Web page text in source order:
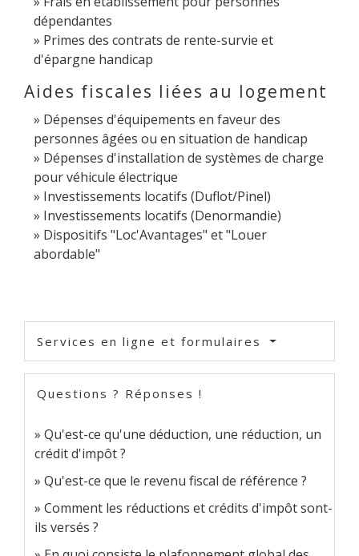
dépendantes
Primes des contrats de rente-survie et
d'épargne handicap
Aides fiscales liées au logement
Dépenses d'équipements en faveur des
personnes âgées ou en situation de handicap
Dépenses d'installation de systèmes de charge
pour véhicule électrique
Investissements locatifs (Duflot/Pinel)
Investissements locatifs (Denormandie)
Dispositifs "Loc'Avantages" et "Louer
abordable"
Services en ligne et formulaires
Questions ? Réponses !
Qu'est-ce qu'une déduction, une réduction, un
crédit d'impôt ?
Qu'est-ce que le revenu fiscal de référence ?
Comment les réductions et crédits d'impôt sont-
ils versés ?